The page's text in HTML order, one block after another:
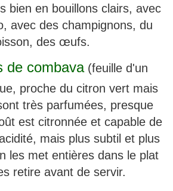
bien en bouillons clairs, avec
avec des champignons, du
des œufs.
de combava(feuille d'un
proche du citron vert mais
très parfumées, presque
est citronnée et capable de
mais plus subtil et plus
les met entières dans le plat
retire avant de servir.